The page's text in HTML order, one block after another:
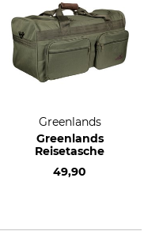
Greenlands
Greenlands
Reisetasche
49,90